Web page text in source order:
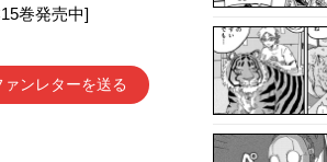
巻発売中]
ァンレターを送る